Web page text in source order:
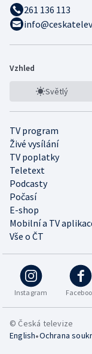
261 136 113
Vzhled
Světlý
TV program
Živé vysílání
TV poplatky
Teletext
Podcasty
Počasí
E-shop
Mobilní a TV
Vše o ČT
Instagram
© Česká televize
English•Ochrana